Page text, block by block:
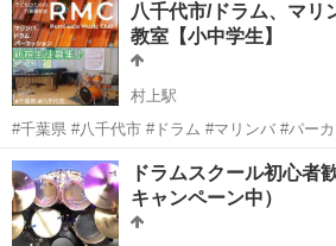
八千代市/ドラム、マリ
教室【小中学生】
村上駅
#千葉県 #八千代市 #ドラム #マリンバ #パーカ
い事🎵2025新規生徒募集 ★ＲＭＣ -Rumi sato Music Club- ★ 子ども
達と一緒に音楽を楽しむことが大好きな講師
千葉 八千代市 村上駅 ドラム マ
ドラムスクール初心者
キャンペーン中）